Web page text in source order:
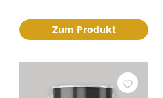
Zum Produkt